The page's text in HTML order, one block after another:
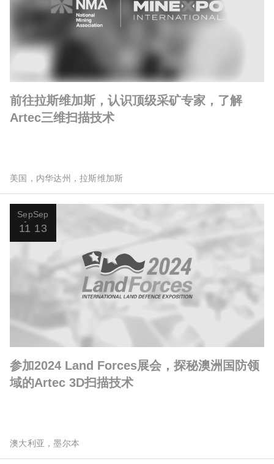
前往拉斯维加斯，认识顶级采矿专家，了解
Artec三维扫描技术
美国，内华达州，拉斯维加斯
Sep
11
Sep
13
参加2024 Land Forces展会，探秘澳洲国防领
域的Artec 3D扫描技术
澳大利亚，墨尔本